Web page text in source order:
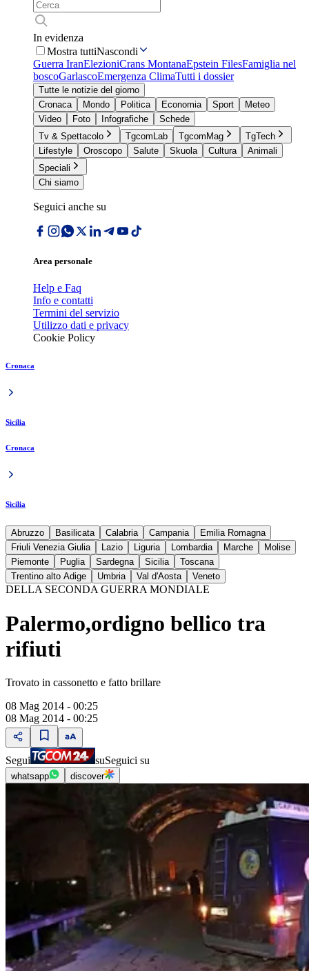
In evidenza
Mostra tuttiNascondi
Guerra IranElezioniCrans MontanaEpstein FilesFamiglia nel
boscoGarlascoEmergenza ClimaTutti i dossier
Tutte le notizie del giorno
Cronaca
Mondo Politica Economia Sport
Meteo
Video
Foto Infografiche
Schede
Tv & Spettacolo
TgcomLab TgcomMag
TgTech
Lifestyle
Oroscopo Salute Skuola Cultura
Animali
Speciali
Chi siamo
Seguici anche su
Area personale
Help e Faq
Info e contatti
Termini del servizio
Utilizzo dati e privacy
Cookie Policy
Cronaca
Sicilia
Cronaca
Sicilia
Abruzzo Basilicata Calabria Campania
Emilia Romagna
Friuli Venezia Giulia
Lazio Liguria Lombardia Marche
Molise
Piemonte
Puglia Sardegna Sicilia
Toscana
Trentino alto Adige
Umbria Val d'Aosta Veneto
DELLA SECONDA GUERRA MONDIALE
Palermo,ordigno bellico tra
rifiuti
Trovato in cassonetto e fatto brillare
08 Mag 2014 - 00:25
08 Mag 2014 - 00:25
Segui suSeguici su
whatsapp discover